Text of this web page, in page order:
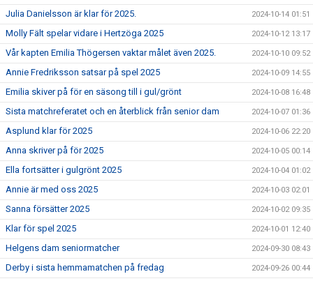
Julia Danielsson är klar för 2025. 2024-10-14 01:51
Molly Fält spelar vidare i Hertzöga 2025 2024-10-12 13:17
Vår kapten Emilia Thögersen vaktar målet även 2025. 2024-10-10 09:52
Annie Fredriksson satsar på spel 2025 2024-10-09 14:55
Emilia skiver på för en säsong till i gul/grönt 2024-10-08 16:48
Sista matchreferatet och en återblick från senior dam 2024-10-07 01:36
Asplund klar för 2025 2024-10-06 22:20
Anna skriver på för 2025 2024-10-05 00:14
Ella fortsätter i gulgrönt 2025 2024-10-04 01:02
Annie är med oss 2025 2024-10-03 02:01
Sanna försätter 2025 2024-10-02 09:35
Klar för spel 2025 2024-10-01 12:40
Helgens dam seniormatcher 2024-09-30 08:43
Derby i sista hemmamatchen på fredag 2024-09-26 00:44